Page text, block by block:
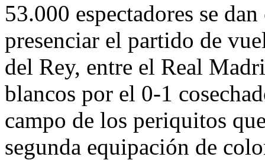
53.000 espectadores se
presenciar el partido de
del Rey, entre el Real
blancos por el 0-1
campo de los periquitos
segunda equipación de